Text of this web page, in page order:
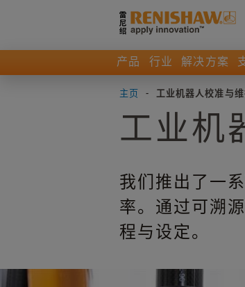
产品 行业 解决方案
主页 - 工业机器人校准与
工业机
我们推出了一
率。通过可溯
程与设定。